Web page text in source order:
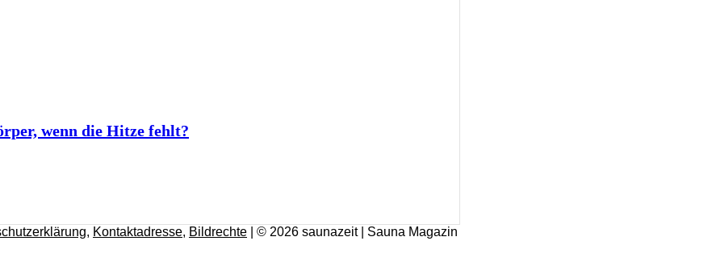
wenn die Hitze fehlt?
, Kontaktadresse, Bildrechte | © 2026 saunazeit | Sauna Magazin